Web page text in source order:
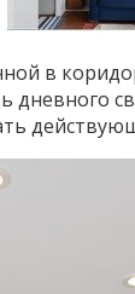
в
дневного